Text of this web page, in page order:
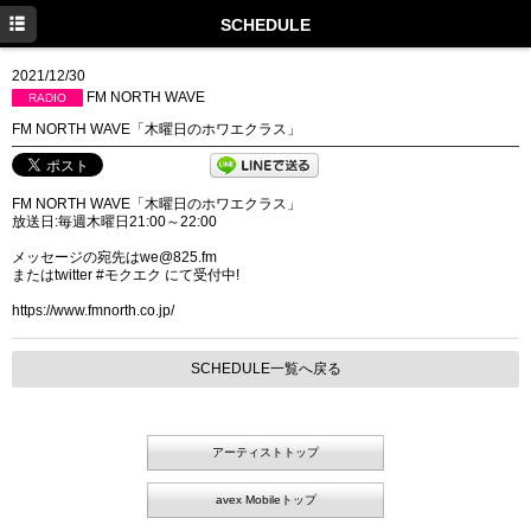
SCHEDULE
2021/12/30
RADIO
FM NORTH WAVE
FM NORTH WAVE「木曜日のホワエクラス」
FM NORTH WAVE「木曜日のホワエクラス」
放送日:毎週木曜日21:00～22:00
メッセージの宛先はwe@825.fm
またはtwitter #モクエク にて受付中!
https://www.fmnorth.co.jp/
SCHEDULE一覧へ戻る
アーティストトップ
avex Mobileトップ
NEWS
DISCOGRAPHY
PROFILE
MOVIE